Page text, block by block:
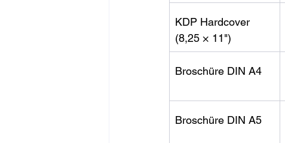
KDP Hardcover
(8,25 × 11")
Broschüre DIN A4
Broschüre DIN A5